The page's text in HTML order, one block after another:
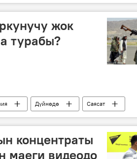
жок
турабы?
Дүйнөдө
Саясат
ШКУ
Тажикстан
концентраты
видеодо